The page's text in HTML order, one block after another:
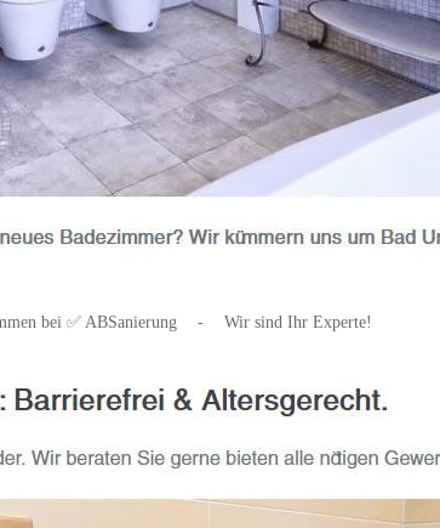
bei ✅ ABSanierung - Wir sind Ihr Experte!